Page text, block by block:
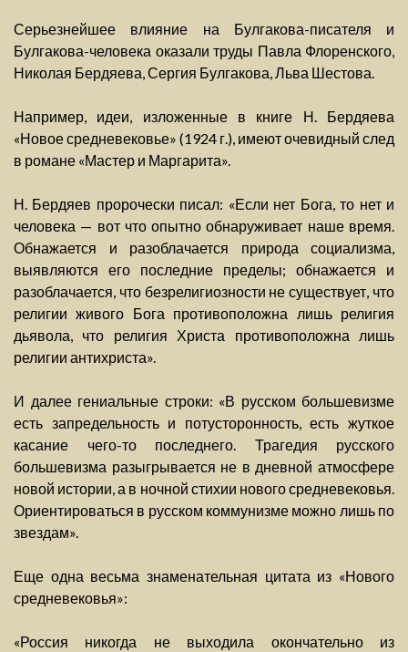
Серьезнейшее влияние на Булгакова-писателя и
Булгакова-человека оказали труды Павла Флоренского,
Николая Бердяева, Сергия Булгакова, Льва Шестова.
Например, идеи, изложенные в книге Н. Бердяева
«Новое средневековье» (1924 г.), имеют очевидный след
в романе «Мастер и Маргарита».
Н. Бердяев пророчески писал: «Если нет Бога, то нет и
человека — вот что опытно обнаруживает наше время.
Обнажается и разоблачается природа социализма,
выявляются его последние пределы; обнажается и
разоблачается, что безрелигиозности не существует, что
религии живого Бога противоположна лишь религия
дьявола, что религия Христа противоположна лишь
религии антихриста».
И далее гениальные строки: «В русском большевизме
есть запредельность и потусторонность, есть жуткое
касание чего-то последнего. Трагедия русского
большевизма разыгрывается не в дневной атмосфере
новой истории, а в ночной стихии нового средневековья.
Ориентироваться в русском коммунизме можно лишь по
звездам».
Еще одна весьма знаменательная цитата из «Нового
средневековья»:
«Россия никогда не выходила окончательно из